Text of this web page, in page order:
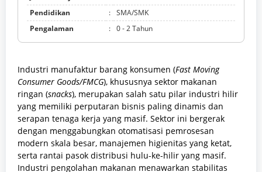
Pendidikan
: SMA/SMK
Pengalaman
: 0 - 2 Tahun
Industri manufaktur barang konsumen (Fast Moving
Consumer Goods/FMCG), khususnya sektor makanan
ringan (snacks), merupakan salah satu pilar industri hilir
yang memiliki perputaran bisnis paling dinamis dan
serapan tenaga kerja yang masif. Sektor ini bergerak
dengan menggabungkan otomatisasi pemrosesan
modern skala besar, manajemen higienitas yang ketat,
serta rantai pasok distribusi hulu-ke-hilir yang masif.
Industri pengolahan makanan menawarkan stabilitas